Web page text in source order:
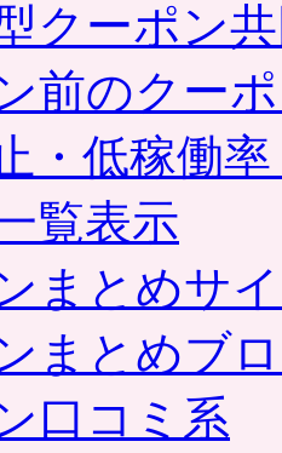
クーポン
前のクー
・低稼働
覧表示
まとめサ
まとめブ
口コミ系